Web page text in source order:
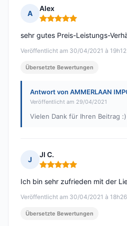
A
Alex
Hinweis: 5 von 5
Veröffentlicht am 30/04/2021 à 19h12
sehr gutes Preis-Leistungs-
Übersetzte Bewertungen
Antwort von AMMERLAAN
Veröffentlicht am 29/04/2021
Vielen Dank für Ihren Beitrag :)
J
Jl C.
Hinweis: 5 von 5
Veröffentlicht am 30/04/2021 à 18h26
Ich bin sehr zufrieden mit der
Übersetzte Bewertungen